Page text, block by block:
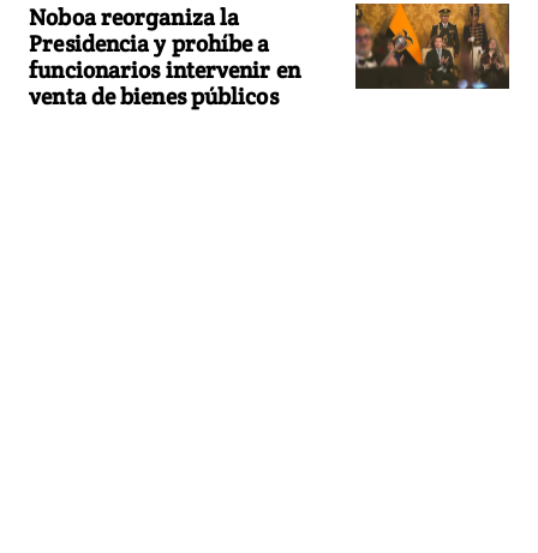
Noboa reorganiza la
Presidencia y prohíbe a
funcionarios intervenir en
venta de bienes públicos